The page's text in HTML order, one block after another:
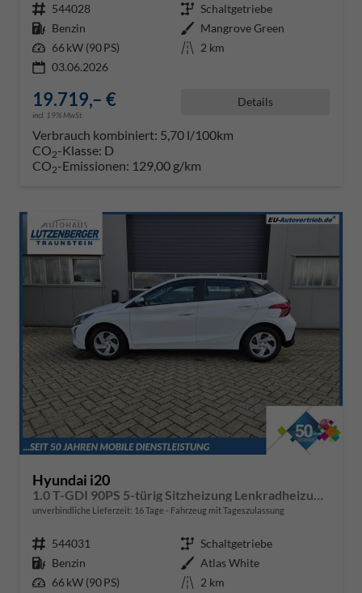
Fahrzeugnr. 544028 Getriebe Schaltgetriebe
Kraftstoff Benzin Außenfarbe Mangrove Green
Leistung 66 kW (90 PS) Kilometerstand 2 km
03.06.2026
19.719,– €
incl. 19% MwSt.
Details
Verbrauch kombiniert: 5,70 l/100km
CO2-Klasse: D
CO2-Emissionen: 129,00 g/km
Hyundai i20
unverbindliche Lieferzeit: 16 Tage Fahrzeug mit Tageszulassung
Fahrzeugnr. 544031 Getriebe Schaltgetriebe
Kraftstoff Benzin Außenfarbe Atlas White
Leistung 66 kW (90 PS) Kilometerstand 2 km